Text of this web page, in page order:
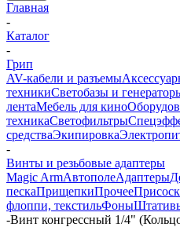
Главная
-
Каталог
-
Грип
AV-кабели и разъемы
техникиСветобазы и
лентаМебель для кино
техникаСветофильтры
средстваЭкипировка
-
Винты и резьбовые адаптеры
Magic ArmАвтополеАдаптеры
пескаПрищепкиПрочее
флоппи, текстильФоны
-Винт конгрессный 1/4"